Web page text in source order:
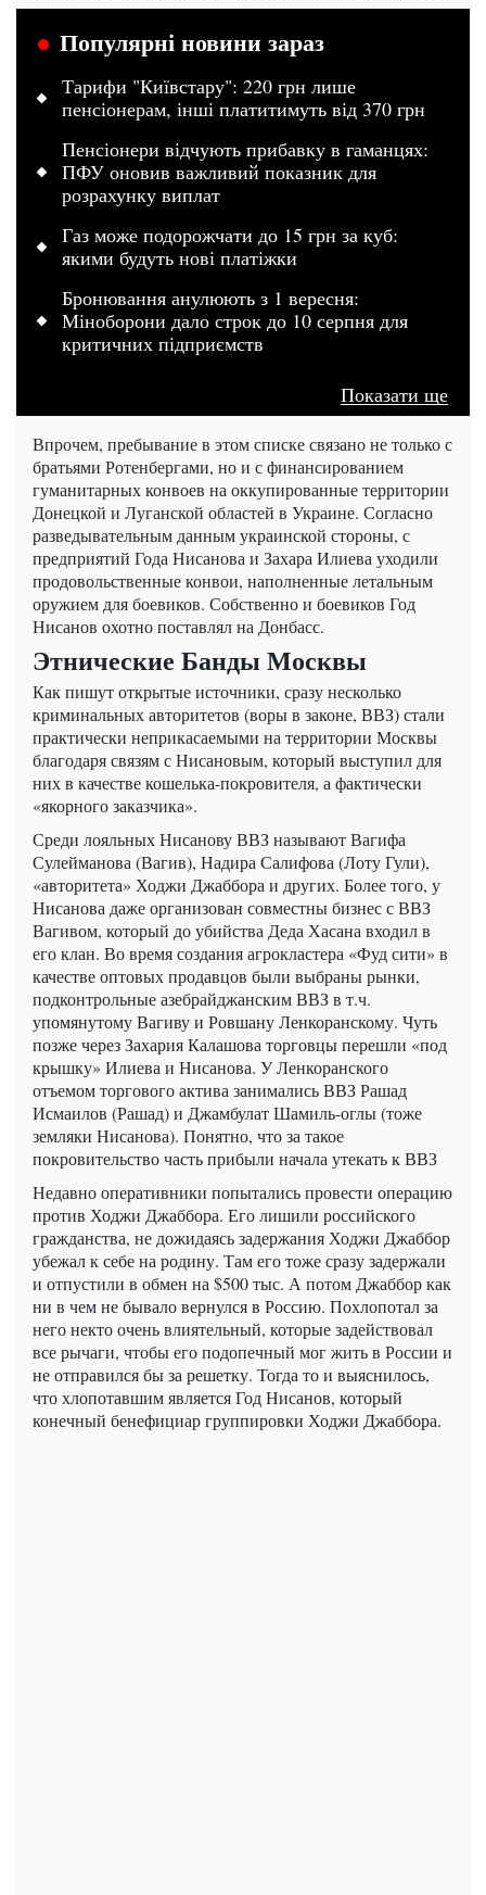
Популярні новини зараз
Тарифи "Київстару": 220 грн лише
пенсіонерам, інші платитимуть від 370 грн
Пенсіонери відчують прибавку в гаманцях:
ПФУ оновив важливий показник для
розрахунку виплат
Газ може подорожчати до 15 грн за куб:
якими будуть нові платіжки
Бронювання анулюють з 1 вересня:
Міноборони дало строк до 10 серпня для
критичних підприємств
Показати ще
Впрочем, пребывание в этом списке связано не только с
братьями Ротенбергами, но и с финансированием
гуманитарных конвоев на оккупированные территории
Донецкой и Луганской областей в Украине. Согласно
разведывательным данным украинской стороны, с
предприятий Года Нисанова и Захара Илиева уходили
продовольственные конвои, наполненные летальным
оружием для боевиков. Собственно и боевиков Год
Нисанов охотно поставлял на Донбасс.
Этнические Банды Москвы
Как пишут открытые источники, сразу несколько
криминальных авторитетов (воры в законе, ВВЗ) стали
практически неприкасаемыми на территории Москвы
благодаря связям с Нисановым, который выступил для
них в качестве кошелька-покровителя, а фактически
«якорного заказчика».
Среди лояльных Нисанову ВВЗ называют Вагифа
Сулейманова (Вагив), Надира Салифова (Лоту Гули),
«авторитета» Ходжи Джаббора и других. Более того, у
Нисанова даже организован совместны бизнес с ВВЗ
Вагивом, который до убийства Деда Хасана входил в
его клан. Во время создания агрокластера «Фуд сити» в
качестве оптовых продавцов были выбраны рынки,
подконтрольные азебрайджанским ВВЗ в т.ч.
упомянутому Вагиву и Ровшану Ленкоранскому. Чуть
позже через Захария Калашова торговцы перешли «под
крышку» Илиева и Нисанова. У Ленкоранского
отъемом торгового актива занимались ВВЗ Рашад
Исмаилов (Рашад) и Джамбулат Шамиль-оглы (тоже
земляки Нисанова). Понятно, что за такое
покровительство часть прибыли начала утекать к ВВЗ
Недавно оперативники попытались провести операцию
против Ходжи Джаббора. Его лишили российского
гражданства, не дожидаясь задержания Ходжи Джаббор
убежал к себе на родину. Там его тоже сразу задержали
и отпустили в обмен на $500 тыс. А потом Джаббор как
ни в чем не бывало вернулся в Россию. Похлопотал за
него некто очень влиятельный, которые задействовал
все рычаги, чтобы его подопечный мог жить в России и
не отправился бы за решетку. Тогда то и выяснилось,
что хлопотавшим является Год Нисанов, который
конечный бенефициар группировки Ходжи Джаббора.